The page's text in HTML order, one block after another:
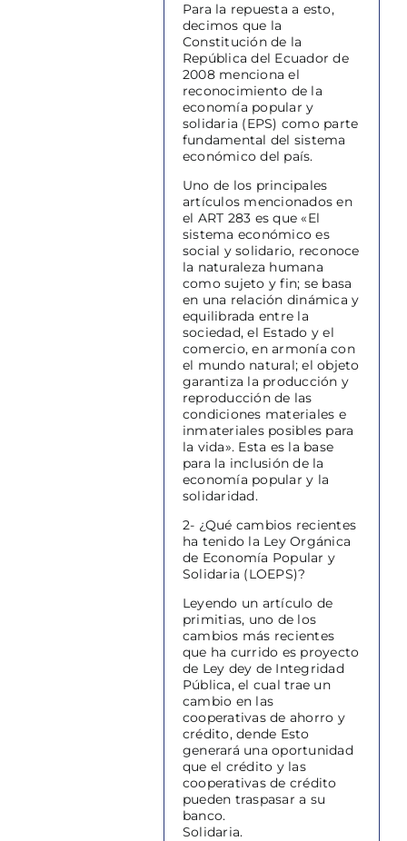
Para la repuesta a esto,
decimos que la
Constitución de la
República del Ecuador de
2008 menciona el
reconocimiento de la
economía popular y
solidaria (EPS) como parte
fundamental del sistema
económico del país.
Uno de los principales
artículos mencionados en
el ART 283 es que «El
sistema económico es
social y solidario, reconoce
la naturaleza humana
como sujeto y fin; se basa
en una relación dinámica y
equilibrada entre la
sociedad, el Estado y el
comercio, en armonía con
el mundo natural; el objeto
garantiza la producción y
reproducción de las
condiciones materiales e
inmateriales posibles para
la vida». Esta es la base
para la inclusión de la
economía popular y la
solidaridad.
2- ¿Qué cambios recientes
ha tenido la Ley Orgánica
de Economía Popular y
Solidaria (LOEPS)?
Leyendo un artículo de
primitias, uno de los
cambios más recientes
que ha currido es proyecto
de Ley dey de Integridad
Pública, el cual trae un
cambio en las
cooperativas de ahorro y
crédito, dende Esto
generará una oportunidad
que el crédito y las
cooperativas de crédito
pueden traspasar a su
banco.
​Solidaria.